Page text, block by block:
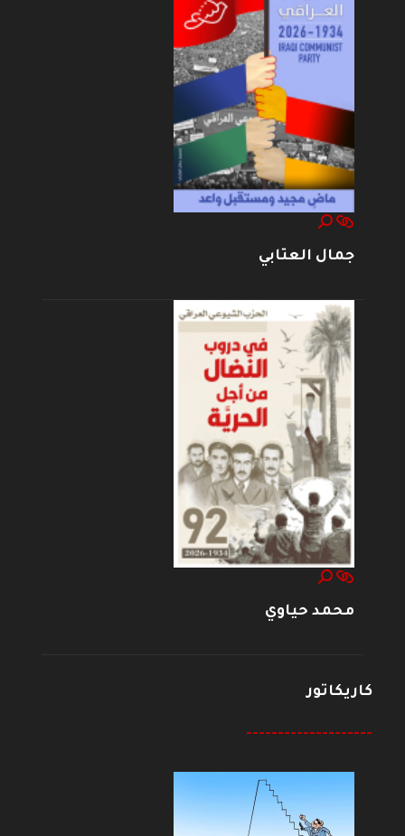
جمال العتابي
محمد حياوي
كاريكاتور
--------------------